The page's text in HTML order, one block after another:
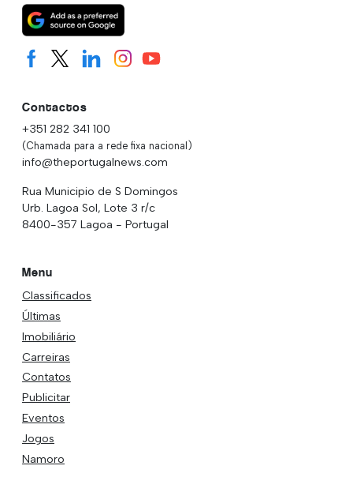
Contactos
+351 282 341 100
(Chamada para a rede fixa nacional)
info@theportugalnews.com
Rua Municipio de S Domingos
Urb. Lagoa Sol, Lote 3 r/c
8400-357 Lagoa - Portugal
Menu
Classificados
Últimas
Imobiliário
Carreiras
Contatos
Publicitar
Eventos
Jogos
Namoro